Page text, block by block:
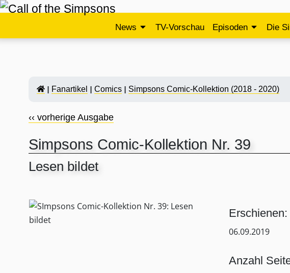
News TV-Vorschau Episoden Die
Fanartikel Comics Simpsons Comic-Kollektion (2018 - 2020)
‹‹ vorherige Ausgabe
Simpsons Comic-Kollektion Nr. 39
Lesen bildet
Erschienen:
06.09.2019
Anzahl